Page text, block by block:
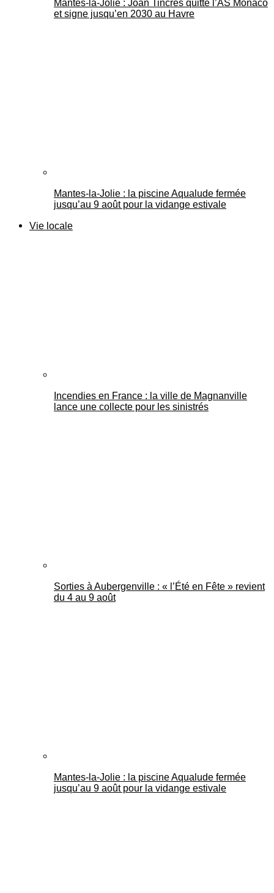
Mantes-la-Jolie : Joan Tincres quitte l’AS Monaco
et signe jusqu’en 2030 au Havre
Mantes-la-Jolie : la piscine Aqualude fermée
jusqu’au 9 août pour la vidange estivale
Vie locale
Incendies en France : la ville de Magnanville
lance une collecte pour les sinistrés
Sorties à Aubergenville : « l’Été en Fête » revient
du 4 au 9 août
Mantes-la-Jolie : la piscine Aqualude fermée
jusqu’au 9 août pour la vidange estivale